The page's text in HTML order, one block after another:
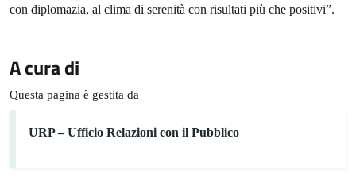
con diplomazia, al clima di serenità con risultati più che positivi”.
A cura di
Questa pagina è gestita da
URP – Ufficio Relazioni con il Pubblico